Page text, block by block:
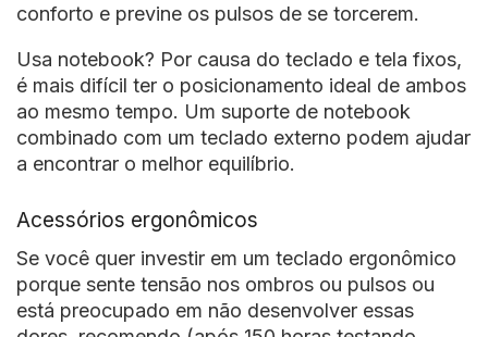
conforto e previne os pulsos de se torcerem.
Usa notebook? Por causa do teclado e tela fixos,
é mais difícil ter o posicionamento ideal de ambos
ao mesmo tempo. Um suporte de notebook
combinado com um teclado externo podem ajudar
a encontrar o melhor equilíbrio.
Acessórios ergonômicos
Se você quer investir em um teclado ergonômico
porque sente tensão nos ombros ou pulsos ou
está preocupado em não desenvolver essas